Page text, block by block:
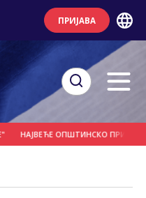
ПРИЈАВА
НАЈВЕЋЕ ОПШТИНСКО ПРИЗНАЊЕ